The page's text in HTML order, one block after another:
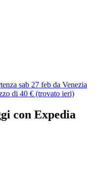
sab 27 feb da Venezia
di 40 € (trovato ieri)
con Expedia